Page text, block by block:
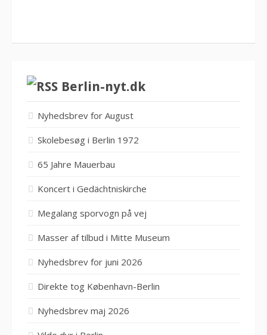
Berlin-nyt.dk
Nyhedsbrev for August
Skolebesøg i Berlin 1972
65 Jahre Mauerbau
Koncert i Gedächtniskirche
Megalang sporvogn på vej
Masser af tilbud i Mitte Museum
Nyhedsbrev for juni 2026
Direkte tog København-Berlin
Nyhedsbrev maj 2026